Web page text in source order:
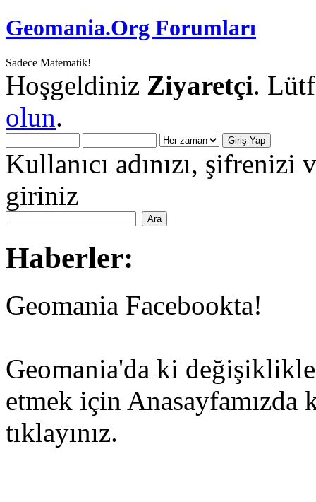
Geomania.Org Forumları
Sadece Matematik!
Hoşgeldiniz Ziyaretçi.
olun.
Kullanıcı adınızı,
giriniz
Haberler:
Geomania Facebookta!
Geomania'da ki
etmek için
tıklayınız.